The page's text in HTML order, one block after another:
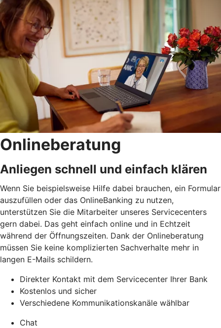
Onlineberatung
Anliegen schnell und einfach klären
Wenn Sie beispielsweise Hilfe dabei brauchen, ein Formular
auszufüllen oder das OnlineBanking zu nutzen,
unterstützen Sie die Mitarbeiter unseres Servicecenters
gern dabei. Das geht einfach online und in Echtzeit
während der Öffnungszeiten. Dank der Onlineberatung
müssen Sie keine komplizierten Sachverhalte mehr in
langen E-Mails schildern.
Direkter Kontakt mit dem Servicecenter Ihrer Bank
Kostenlos und sicher
Verschiedene Kommunikationskanäle wählbar
Chat